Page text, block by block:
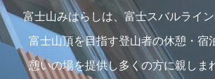
富士山みはらしは、富士スバルライ
富士山頂を目指す登山者の休憩・宿
憩いの場を提供し多くの方に親しま